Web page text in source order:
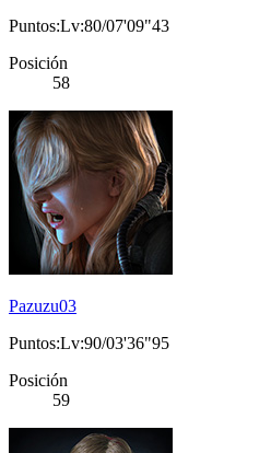
Puntos:Lv:80/07'09"43
Posición
58
Pazuzu03
Puntos:Lv:90/03'36"95
Posición
59